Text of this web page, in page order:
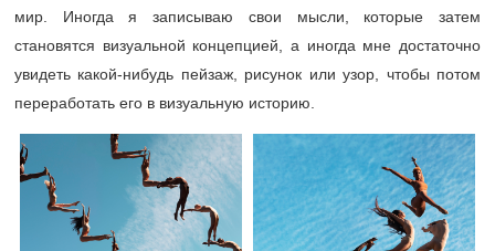
мир. Иногда я записываю свои мысли, которые затем
становятся визуальной концепцией, а иногда мне достаточно
увидеть какой-нибудь пейзаж, рисунок или узор, чтобы потом
переработать его в визуальную историю.